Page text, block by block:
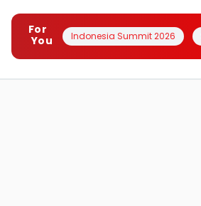
For
You
Indonesia Summit 2026